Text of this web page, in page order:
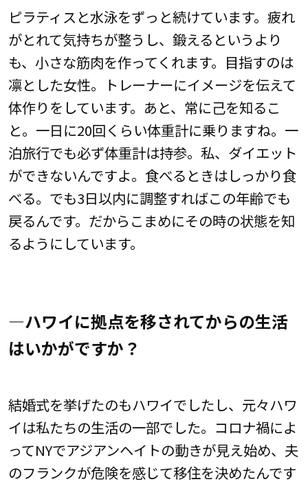
ピラティスと水泳をずっと続けています。疲れ
がとれて気持ちが整うし、鍛えるというより
も、小さな筋肉を作ってくれます。目指すのは
凛とした女性。トレーナーにイメージを伝えて
体作りをしています。あと、常に己を知るこ
と。一日に20回くらい体重計に乗りますね。一
泊旅行でも必ず体重計は持参。私、ダイエット
ができないんですよ。食べるときはしっかり食
べる。でも3日以内に調整すればこの年齢でも
戻るんです。だからこまめにその時の状態を知
るようにしています。
―ハワイに拠点を移されてからの生活
はいかがですか？
結婚式を挙げたのもハワイでしたし、元々ハワ
イは私たちの生活の一部でした。コロナ禍によ
ってNYでアジアンヘイトの動きが見え始め、夫
のフランクが危険を感じて移住を決めたんです